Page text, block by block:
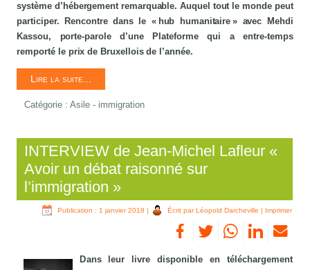
système d’hébergement remarquable. Auquel tout le monde peut
participer. Rencontre dans le « hub humanitaire » avec Mehdi
Kassou, porte-parole d’une Plateforme qui a entre-temps
remporté le prix de Bruxellois de l’année.
Lire la suite...
Catégorie :Asile - immigration
INTERVIEW de Jean-Michel Lafleur «
Avoir un débat raisonné sur
l’immigration »
Publication : 1 janvier 2018 | Écrit par Léopold Darcheville | Imprimer
Dans leur livre disponible en téléchargement